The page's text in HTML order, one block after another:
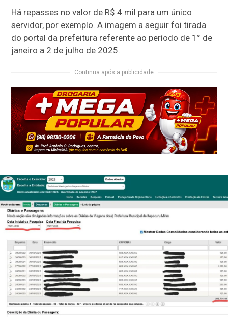
Há repasses no valor de R$ 4 mil para um único
servidor, por exemplo. A imagem a seguir foi tirada
do portal da prefeitura referente ao período de 1° de
janeiro a 2 de julho de 2025.
Continua após a publicidade